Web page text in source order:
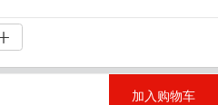
加入购物车